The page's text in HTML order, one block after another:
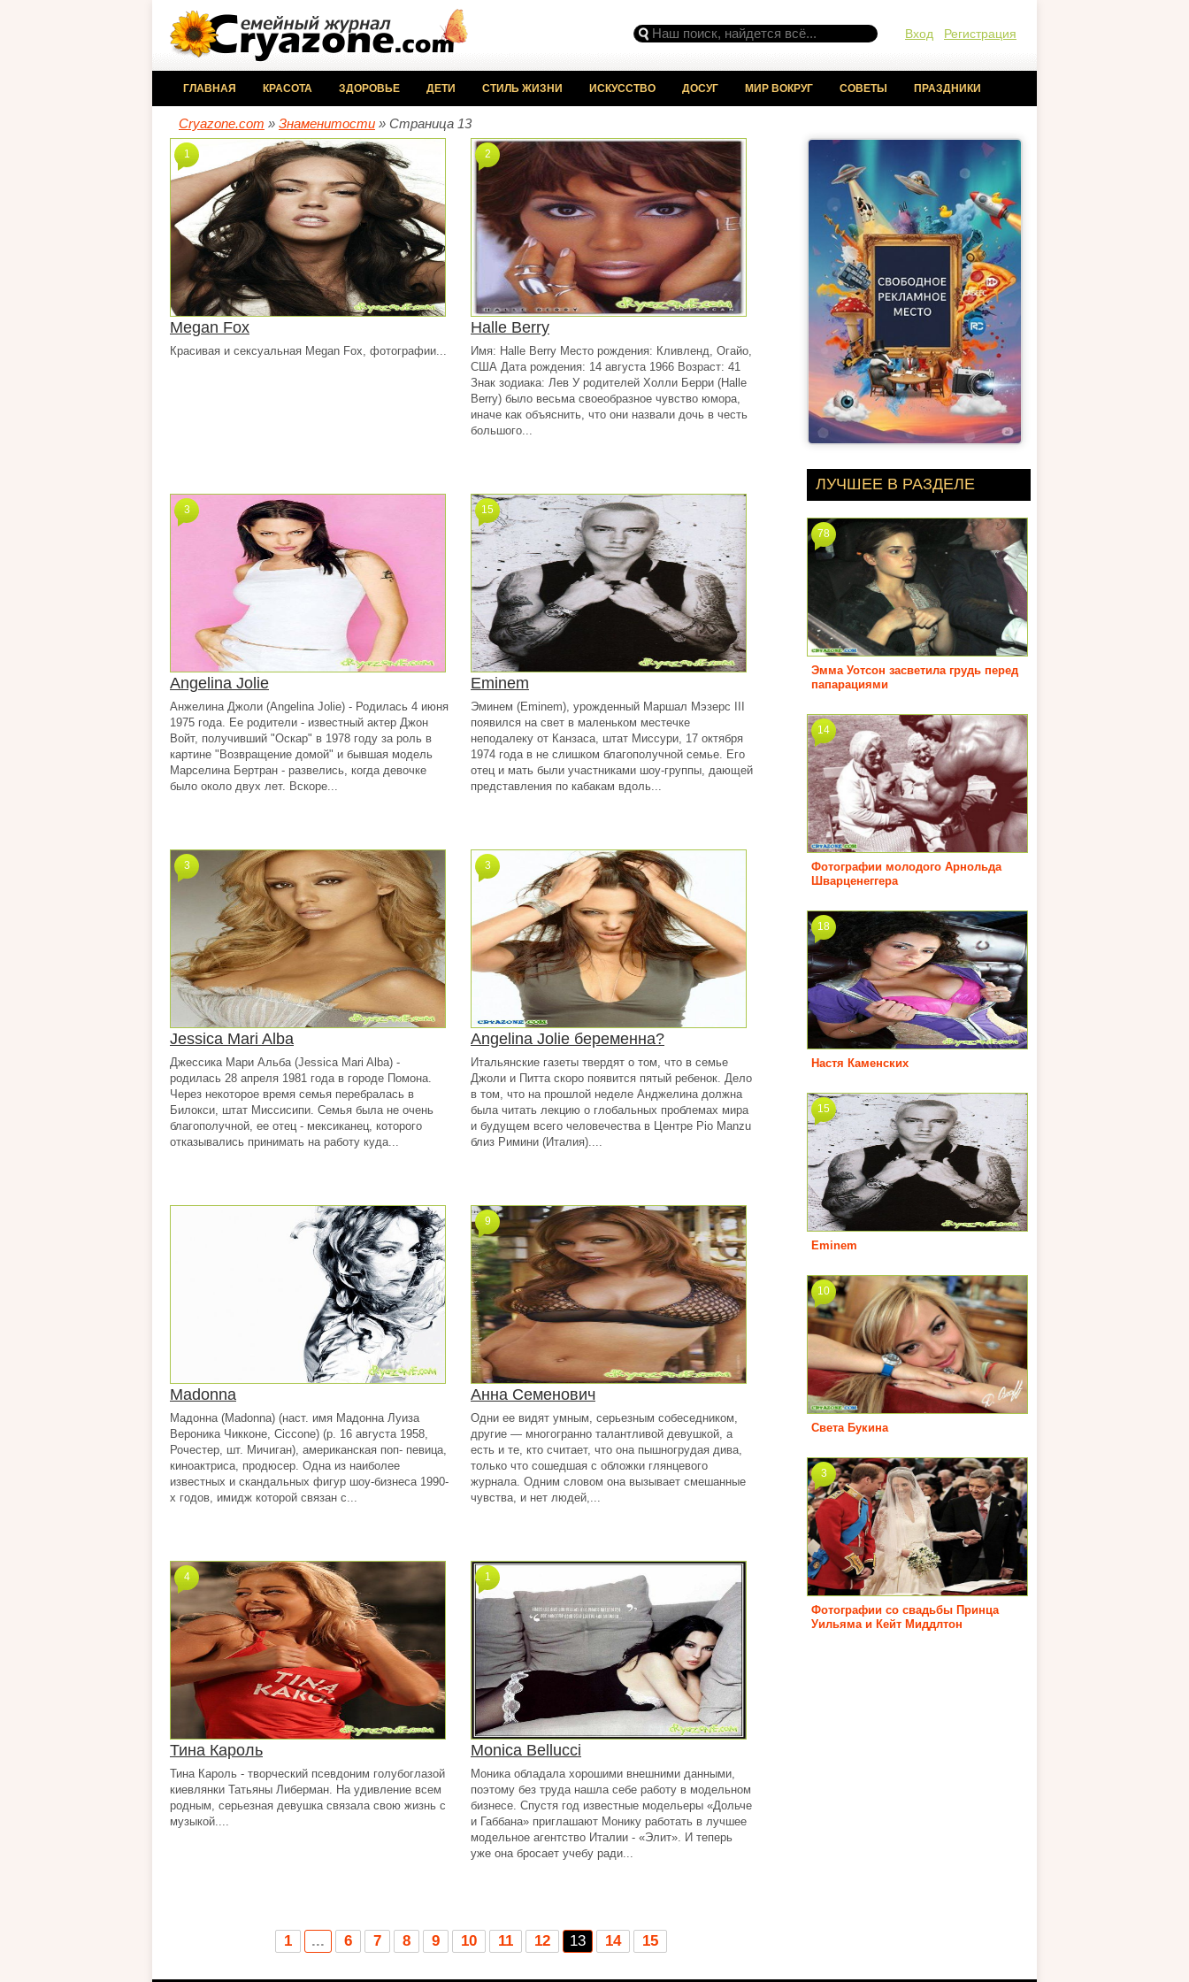
Вход Регистрация
ГЛАВНАЯ КРАСОТА ЗДОРОВЬЕ ДЕТИ СТИЛЬ ЖИЗНИ ИСКУССТВО ДОСУГ МИР ВОКРУГ СОВЕТЫ ПРАЗДНИКИ
Cryazone.com » Знаменитости » Страница 13
Megan Fox
Красивая и сексуальная Megan Fox, фотографии...
1
Halle Berry
Имя: Halle Berry Место рождения: Кливленд, Огайо,
США Дата рождения: 14 августа 1966 Возраст: 41
Знак зодиака: Лев У родителей Холли Берри (Halle
Berry) было весьма своеобразное чувство юмора,
иначе как объяснить, что они назвали дочь в честь
большого...
2
Angelina Jolie
Анжелина Джоли (Angelina Jolie) - Родилась 4 июня
1975 года. Ее родители - известный актер Джон
Войт, получивший "Оскар" в 1978 году за роль в
картине "Возвращение домой" и бывшая модель
Марселина Бертран - развелись, когда девочке
было около двух лет. Вскоре...
3
Eminem
Эминем (Eminem), урожденный Маршал Мэзерс III
появился на свет в маленьком местечке
неподалеку от Канзаса, штат Миссури, 17 октября
1974 года в не слишком благополучной семье. Его
отец и мать были участниками шоу-группы, дающей
представления по кабакам вдоль...
15
Jessica Mari Alba
Джессика Мари Альба (Jessica Mari Alba) -
родилась 28 апреля 1981 года в городе Помона.
Через некоторое время семья перебралась в
Билокси, штат Миссисипи. Семья была не очень
благополучной, ее отец - мексиканец, которого
отказывались принимать на работу куда...
3
Angelina Jolie беременна?
Итальянские газеты твердят о том, что в семье
Джоли и Питта скоро появится пятый ребенок. Дело
в том, что на прошлой неделе Анджелина должна
была читать лекцию о глобальных проблемах мира
и будущем всего человечества в Центре Pio Manzu
близ Римини (Италия)....
3
Madonna
Мадонна (Madonna) (наст. имя Мадонна Луиза
Вероника Чикконе, Ciccone) (р. 16 августа 1958,
Рочестер, шт. Мичиган), американская поп- певица,
киноактриса, продюсер. Одна из наиболее
известных и скандальных фигур шоу-бизнеса 1990-
х годов, имидж которой связан с...
Анна Семенович
Одни ее видят умным, серьезным собеседником,
другие — многогранно талантливой девушкой, а
есть и те, кто считает, что она пышногрудая дива,
только что сошедшая с обложки глянцевого
журнала. Одним словом она вызывает смешанные
чувства, и нет людей,...
9
Тина Кароль
Тина Кароль - творческий псевдоним голубоглазой
киевлянки Татьяны Либерман. На удивление всем
родным, серьезная девушка связала свою жизнь с
музыкой....
4
Monica Bellucci
Моника обладала хорошими внешними данными,
поэтому без труда нашла себе работу в модельном
бизнесе. Спустя год известные модельеры «Дольче
и Габбана» приглашают Монику работать в лучшее
модельное агентство Италии - «Элит». И теперь
уже она бросает учебу ради...
1
1 ... 6 7 8 9 10 11 12 13 14 15
ЛУЧШЕЕ В РАЗДЕЛЕ
Эмма Уотсон засветила грудь перед
папарациями
78
Фотографии молодого Арнольда
Шварценеггера
14
Настя Каменских
18
Eminem
15
Света Букина
10
Фотографии со свадьбы Принца
Уильяма и Кейт Миддлтон
3